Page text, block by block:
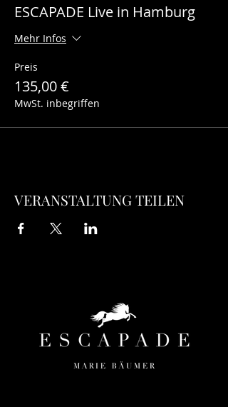
ESCAPADE Live in Hamburg
Mehr Infos
Preis
135,00 €
MwSt. inbegriffen
VERANSTALTUNG TEILEN